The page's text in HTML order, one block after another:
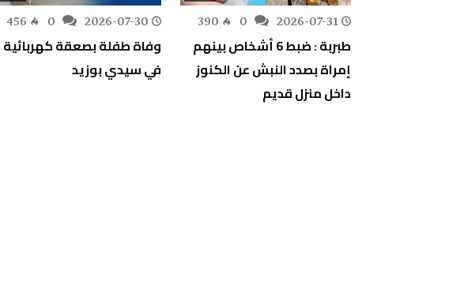
2026-07-31
390
طبربة : ضبط 6 أشخاص بينهم
إمراة بصدد النبش عن الكنوز
داخل منزل قديم
2026-07-30
456
وفاة طفلة بصعقة كهربائية
في سيدي بوزيد